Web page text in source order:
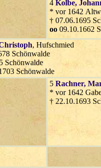
4 Kolbe,
* vor 1642
† 07.06.1695
oo 09.10.1662
, Hufschmied
Schönwalde
Schönwalde
Schönwalde
5 Rachner,
* vor 1642
† 22.10.1693